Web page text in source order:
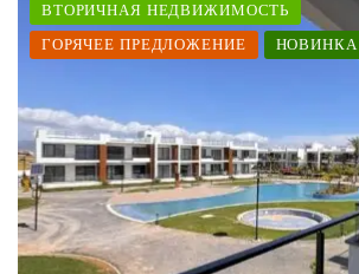
ВТОРИЧНАЯ НЕДВИЖИМОСТЬ
ГОРЯЧЕЕ ПРЕДЛОЖЕНИЕ
НОВИНКА